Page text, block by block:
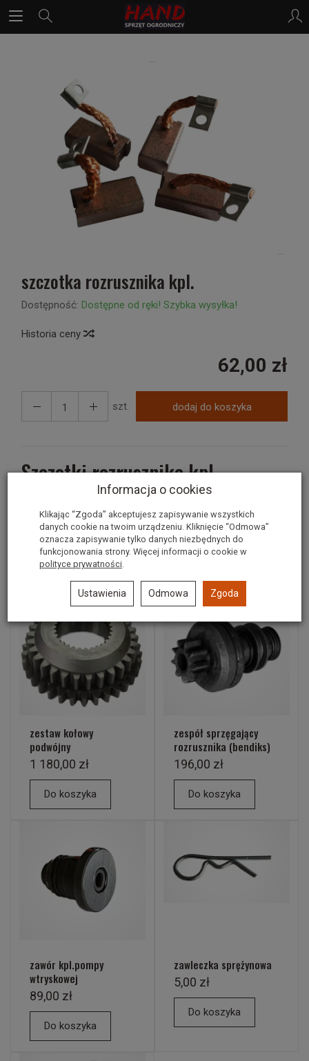
szczotka rozrusznika kpl.
Dostępność: Dostępne od ręki! Szybka wysyłka!
Historia ceny
62,00 zł
szt. dodaj do koszyka
Szczotki rozrusznika kpl
w skład kompletu wchodzą 4 szt
Polecane produkty
zestaw kołowy
podwójny
1 180,00 zł
Do koszyka
zespół sprzęgający
rozrusznika (bendiks)
196,00 zł
Do koszyka
zawór kpl.pompy
wtryskowej
89,00 zł
Do koszyka
zawleczka sprężynowa
5,00 zł
Do koszyka
Informacja o cookies
Klikając “Zgoda” akceptujesz zapisywanie wszystkich
danych cookie na twoim urządzeniu. Kliknięcie “Odmowa”
oznacza zapisywanie tylko danych niezbędnych do
funkcjonowania strony. Więcej informacji o cookie w
polityce prywatności
Ustawienia Odmowa Zgoda